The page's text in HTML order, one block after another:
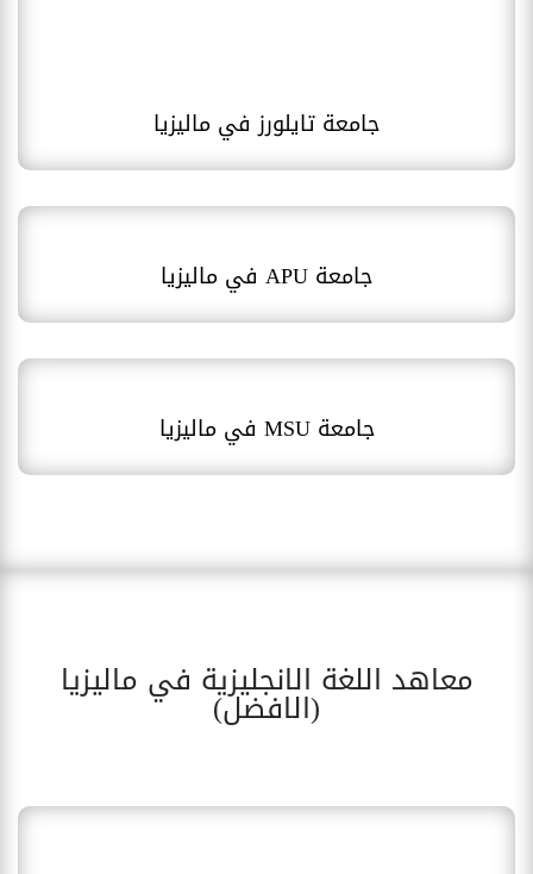
جامعة تايلورز في ماليزيا
جامعة APU في ماليزيا
جامعة MSU في ماليزيا
معاهد اللغة الانجليزية في ماليزيا
(الافضل)